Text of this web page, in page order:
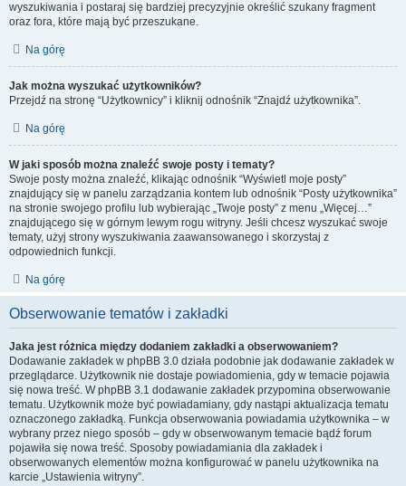
wyszukiwania i postaraj się bardziej precyzyjnie określić szukany fragment
oraz fora, które mają być przeszukane.
Na górę
Jak można wyszukać użytkowników?
Przejdź na stronę “Użytkownicy” i kliknij odnośnik “Znajdź użytkownika”.
Na górę
W jaki sposób można znaleźć swoje posty i tematy?
Swoje posty można znaleźć, klikając odnośnik “Wyświetl moje posty”
znajdujący się w panelu zarządzania kontem lub odnośnik “Posty użytkownika”
na stronie swojego profilu lub wybierając „Twoje posty” z menu „Więcej…”
znajdującego się w górnym lewym rogu witryny. Jeśli chcesz wyszukać swoje
tematy, użyj strony wyszukiwania zaawansowanego i skorzystaj z
odpowiednich funkcji.
Na górę
Obserwowanie tematów i zakładki
Jaka jest różnica między dodaniem zakładki a obserwowaniem?
Dodawanie zakładek w phpBB 3.0 działa podobnie jak dodawanie zakładek w
przeglądarce. Użytkownik nie dostaje powiadomienia, gdy w temacie pojawia
się nowa treść. W phpBB 3.1 dodawanie zakładek przypomina obserwowanie
tematu. Użytkownik może być powiadamiany, gdy nastąpi aktualizacja tematu
oznaczonego zakładką. Funkcja obserwowania powiadamia użytkownika – w
wybrany przez niego sposób – gdy w obserwowanym temacie bądź forum
pojawiła się nowa treść. Sposoby powiadamiania dla zakładek i
obserwowanych elementów można konfigurować w panelu użytkownika na
karcie „Ustawienia witryny”.